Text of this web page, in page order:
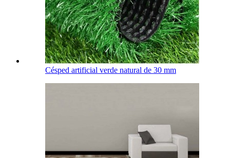
Césped artificial verde natural de 30 mm